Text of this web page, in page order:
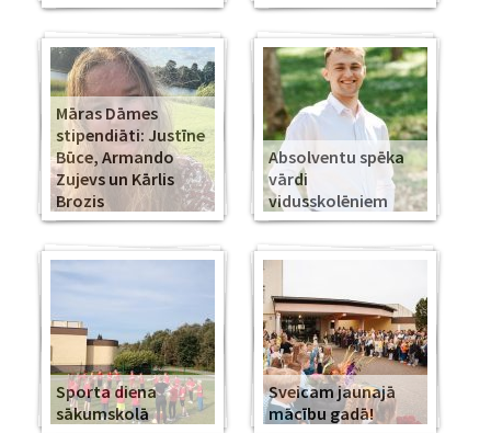
Māras Dāmes
stipendiāti: Justīne
Būce, Armando
Zujevs un Kārlis
Brozis
Absolventu spēka
vārdi
vidusskolēniem
Sporta diena
sākumskolā
Sveicam jaunajā
mācību gadā!